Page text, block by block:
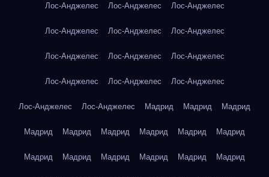
Лос-Анджелес Лос-Анджелес Лос-Анджелес
Лос-Анджелес Лос-Анджелес Лос-Анджелес
Лос-Анджелес Лос-Анджелес Лос-Анджелес
Лос-Анджелес Лос-Анджелес Лос-Анджелес
Лос-Анджелес Лос-Анджелес Мадрид Мадрид Мадрид
Мадрид Мадрид Мадрид Мадрид Мадрид Мадрид
Мадрид Мадрид Мадрид Мадрид Мадрид Мадрид